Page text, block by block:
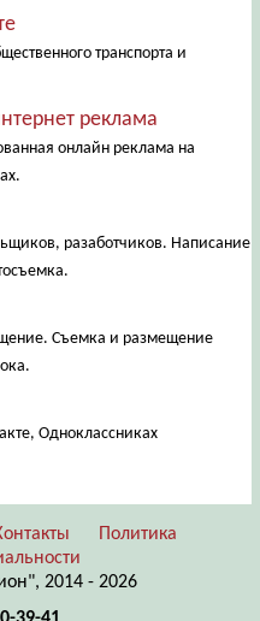
транспорта и
реклама
онлайн реклама на
разаботчиков. Написание
Съемка и размещение
Одноклассниках
Политика
2014 - 2026